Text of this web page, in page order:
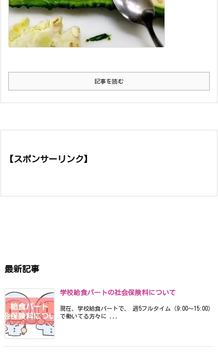
記事を読む
【スポンサーリンク】
最新記事
学校給食パートの社会保険料について
現在、学校給食パートで、 週5フルタイム（9:00〜15:00）
で働いてる方々に ...